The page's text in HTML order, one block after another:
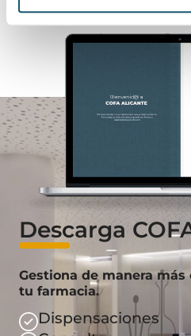
Descarga
Gestiona de manera
tu farmacia.
Dispensaciones